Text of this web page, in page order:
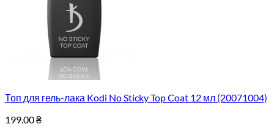
Топ для гель-лака Kodi No Sticky Top Coat 12 мл (20071004)
199.00₴